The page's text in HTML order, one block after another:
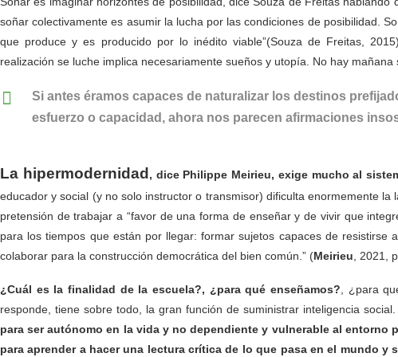
soñar colectivamente es asumir la lucha por las condiciones de posibilidad.
que produce y es producido por lo inédito viable”(Souza de Freitas,
realización se luche implica necesariamente sueños y utopía. No hay
Si antes éramos capaces de naturalizar los destinos
esfuerzo o capacidad, ahora nos parecen afirmaciones
La hipermodernidad , dice Philippe Meirieu, exige mucho al
educador y social (y no solo instructor o transmisor) dificulta enormemente
pretensión de trabajar a “favor de una forma de enseñar y de vivir que
para los tiempos que están por llegar: formar sujetos capaces de
colaborar para la construcción democrática del bien común.” (Meirieu, 2021,
¿Cuál es la finalidad de la escuela?, ¿para qué enseñamos?, ¿para
responde, tiene sobre todo, la gran función de suministrar inteligencia social.
para ser autónomo en la vida y no dependiente y vulnerable al entorno
para aprender a hacer una lectura crítica de lo que pasa en el mundo y